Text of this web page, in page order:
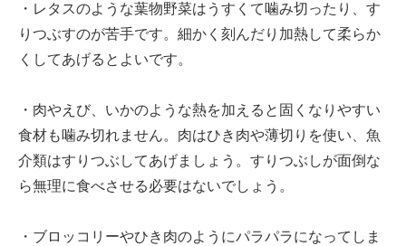
・レタスのような葉物野菜はうすくて噛み切ったり、す
りつぶすのが苦手です。細かく刻んだり加熱して柔らか
くしてあげるとよいです。
・肉やえび、いかのような熱を加えると固くなりやすい
食材も噛み切れません。肉はひき肉や薄切りを使い、魚
介類はすりつぶしてあげましょう。すりつぶしが面倒な
ら無理に食べさせる必要はないでしょう。
・ブロッコリーやひき肉のようにパラパラになってしま